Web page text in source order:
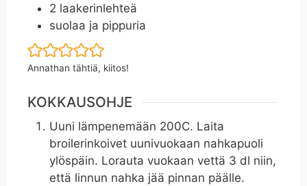
2 laakerinlehteä
suolaa ja pippuria
Annathan tähtiä, kiitos!
KOKKAUSOHJE
Uuni lämpenemään 200C. Laita
broilerinkoivet uunivuokaan nahkapuoli
ylöspäin. Lorauta vuokaan vettä 3 dl niin,
että linnun nahka jää pinnan päälle.